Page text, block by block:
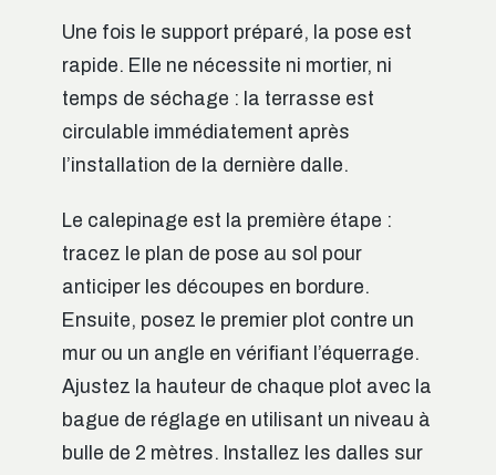
Une fois le support préparé, la pose est
rapide. Elle ne nécessite ni mortier, ni
temps de séchage : la terrasse est
circulable immédiatement après
l’installation de la dernière dalle.
Le calepinage est la première étape :
tracez le plan de pose au sol pour
anticiper les découpes en bordure.
Ensuite, posez le premier plot contre un
mur ou un angle en vérifiant l’équerrage.
Ajustez la hauteur de chaque plot avec la
bague de réglage en utilisant un niveau à
bulle de 2 mètres. Installez les dalles sur